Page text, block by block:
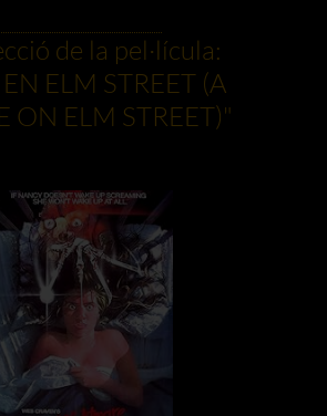
de la pel·lícula:
ELM STREET (A
ON ELM STREET)"